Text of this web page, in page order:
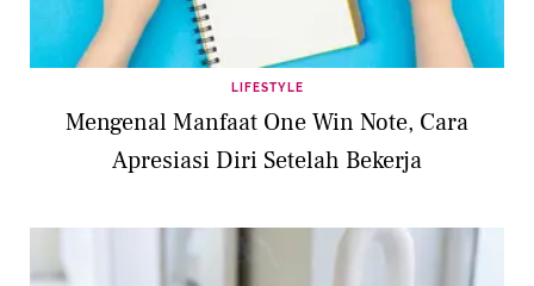
LIFESTYLE
Mengenal Manfaat One Win Note, Cara
Apresiasi Diri Setelah Bekerja